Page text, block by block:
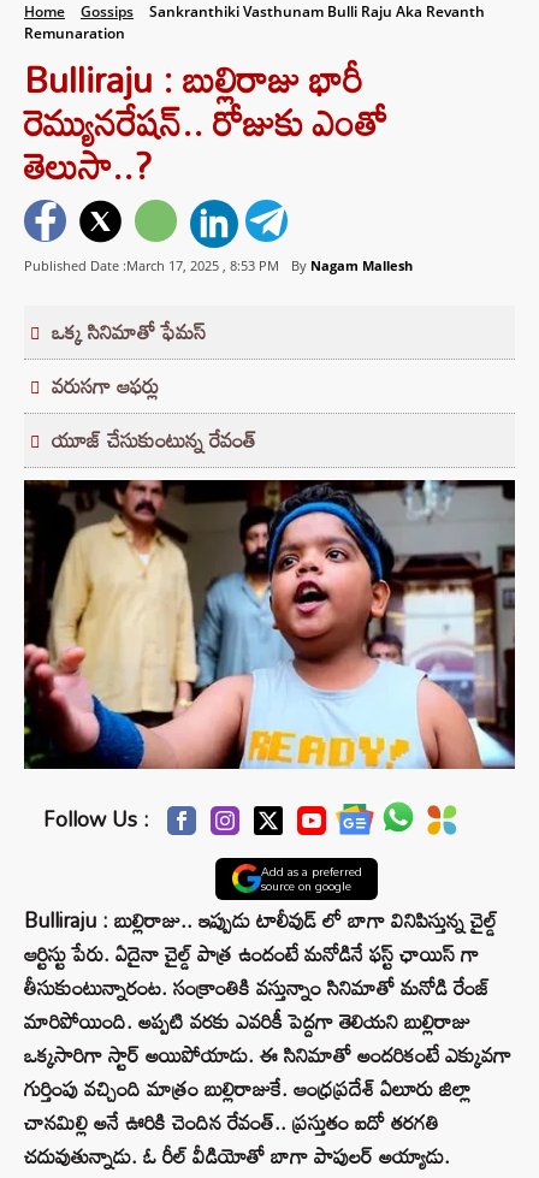
Home Gossips
Sankranthiki Vasthunam Bulli Raju Aka Revanth
Remunaration
Bulliraju : బుల్లిరాజు భారీ
రెమ్యునరేషన్.. రోజుకు ఎంతో
తెలుసా..?
Published Date :March 17, 2025 , 8:53 PM By Nagam Mallesh
ఒక్క సినిమాతో ఫేమస్
వరుసగా ఆఫర్లు
యూజ్ చేసుకుంటున్న రేవంత్
Follow Us :
Add as a preferred
source on google
Bulliraju : బుల్లిరాజు.. ఇప్పుడు టాలీవుడ్ లో బాగా వినిపిస్తున్న చైల్డ్
ఆర్టిస్టు పేరు. ఏదైనా చైల్డ్ పాత్ర ఉందంటే మనోడినే ఫస్ట్ ఛాయిస్ గా
తీసుకుంటున్నారంట. సంక్రాంతికి వస్తున్నాం సినిమాతో మనోడి రేంజ్
మారిపోయింది. అప్పటి వరకు ఎవరికీ పెద్దగా తెలియని బుల్లిరాజు
ఒక్కసారిగా స్టార్ అయిపోయాడు. ఈ సినిమాతో అందరికంటే ఎక్కువగా
గుర్తింపు వచ్చింది మాత్రం బుల్లిరాజుకే. ఆంధ్రప్రదేశ్ ఏలూరు జిల్లా
చానమిల్లి అనే ఊరికి చెందిన రేవంత్.. ప్రస్తుతం ఐదో తరగతి
చదువుతున్నాడు. ఓ రీల్ వీడియోతో బాగా పాపులర్ అయ్యాడు.